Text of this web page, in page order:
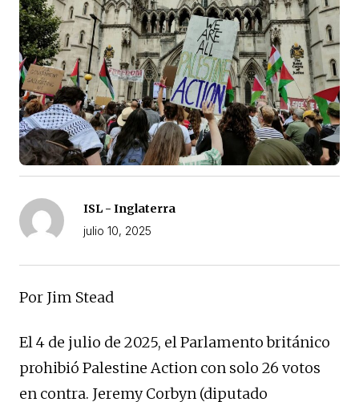
ISL - Inglaterra
julio 10, 2025
Por Jim Stead
El 4 de julio de 2025, el Parlamento británico
prohibió Palestine Action con solo 26 votos
en contra. Jeremy Corbyn (diputado